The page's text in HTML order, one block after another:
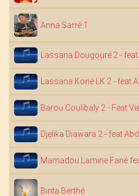
Anna Sarré 1
Lassana Dougouré 2 -
Lassana Koné LK 2 - feat
Barou Coulibaly 2 - Feat
Djelika Diawara 2 - feat
Mamadou Lamine Fané
Binta Berthé